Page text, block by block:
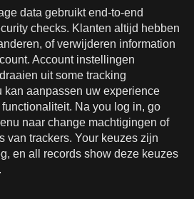
data gebruikt end-to-end
checks. Klanten altijd hebben
of verwijderen information
Account instellingen
uit some tracking
kan aanpassen uw experience
Na you log in, go
naar change machtigingen of
van trackers. Your keuzes zijn
en all records show deze keuzes